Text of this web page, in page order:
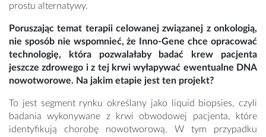
prostu alternatywy.
Poruszając temat terapii celowanej związanej z onkologią,
nie sposób nie wspomnieć, że Inno-Gene chce opracować
technologię, która pozwalałaby badać krew pacjenta
jeszcze zdrowego i z tej krwi wyłapywać ewentualne DNA
nowotworowe. Na jakim etapie jest ten projekt?
To jest segment rynku określany jako liquid biopsies, czyli
badania wykonywane z krwi obwodowej pacjenta, które
identyfikują chorobę nowotworową. W tym przypadku